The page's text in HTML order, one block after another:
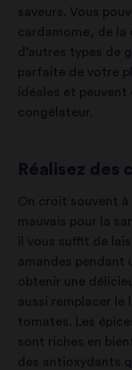
saveurs. Vous
cardamome, de la
d’autres types de
parfaite de votre
idéales et peuvent
congélateur.
Réalisez des
On croit souvent
mauvais pour la
il vous suffit de
amandes pendant
obtenir une
aussi remplacer le
tomates. Les
sont riches en
des antioxydants